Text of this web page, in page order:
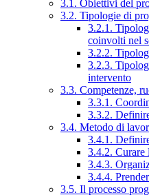
3.1. Obiettivi del
3.2. Tipologie di
3.2.1.
coinvolti nel
3.2.2.
3.2.3.
intervento
3.3. Competenze,
3.3.1.
3.3.2.
3.4. Metodo di
3.4.1.
3.4.2. Curare
3.4.3.
3.4.4.
3.5. Il processo